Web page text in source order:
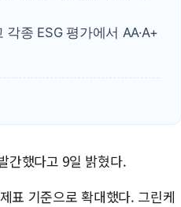
종 ESG 평가에서 AA·A+
간했다고 9일 밝혔다.
표 기준으로 확대했다. 그린케